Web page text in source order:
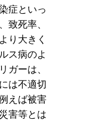
症といっ
致死率、
り大きく
ス病のよ
ガーは、
は不適切
えば被害
害等とは